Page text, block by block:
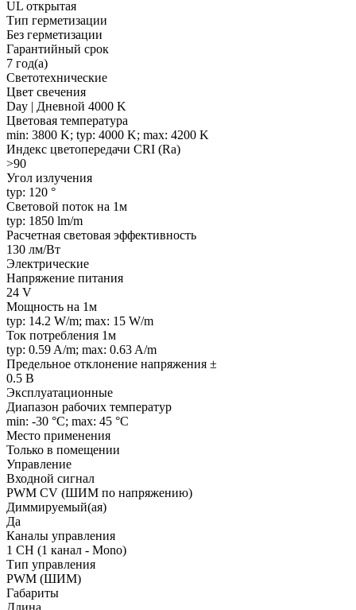
UL открытая
Тип герметизации
Без герметизации
Гарантийный срок
7 год(а)
Светотехнические
Цвет свечения
Day | Дневной 4000 K
Цветовая температура
min: 3800 K; typ: 4000 K; max: 4200 K
Индекс цветопередачи CRI (Ra)
>90
Угол излучения
typ: 120 °
Световой поток на 1м
typ: 1850 lm/m
Расчетная световая эффективность
130 лм/Вт
Электрические
Напряжение питания
24 V
Мощность на 1м
typ: 14.2 W/m; max: 15 W/m
Ток потребления 1м
typ: 0.59 A/m; max: 0.63 A/m
Предельное отклонение напряжения ±
0.5 В
Эксплуатационные
Диапазон рабочих температур
min: -30 °C; max: 45 °C
Место применения
Только в помещении
Управление
Входной сигнал
PWM СV (ШИМ по напряжению)
Диммируемый(ая)
Да
Каналы управления
1 CH (1 канал - Mono)
Тип управления
PWM (ШИМ)
Габариты
Длина